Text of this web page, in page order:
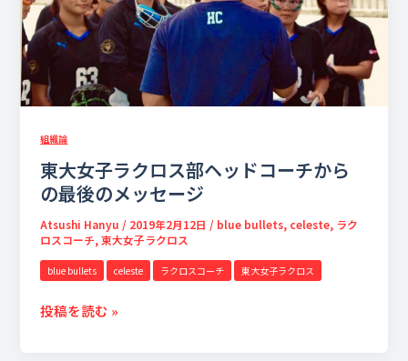
組織論
東大女子ラクロス部ヘッドコーチから
の最後のメッセージ
Atsushi Hanyu / 2019年2月12日 / blue bullets, celeste, ラク
ロスコーチ,東大女子ラクロス
blue bullets celeste ラクロスコーチ 東大女子ラクロス
ス
部
ヘ
ッ
ド
コ
チ
か
ら
の
最
後
の
投稿を読む »